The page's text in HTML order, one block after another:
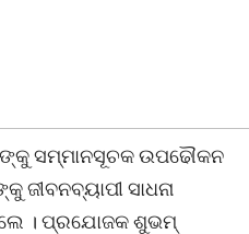
ସମ୍ମାନସୂଚକ ଉପଢୌକନ
ଜୀବନବ୍ୟାପୀ ସାଧନା
। ପ୍ରଯୋଜକ ଶୁଭମ୍